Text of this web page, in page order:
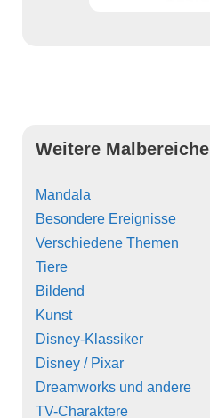
Weitere Malbereiche
Mandala
Besondere Ereignisse
Verschiedene Themen
Tiere
Bildend
Kunst
Disney-Klassiker
Disney / Pixar
Dreamworks und andere
TV-Charaktere